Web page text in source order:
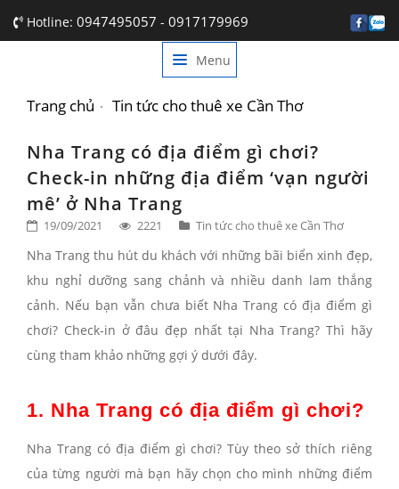
Hotline: 0947495057 - 0917179969
Menu
GIỚI THIỆU
DỊCH VỤ
BẢNG GIÁ
TIN TỨC
LIÊN HỆ
Trang chủ Tin tức cho thuê xe Cần Thơ
Nha Trang có địa điểm gì chơi?
Check-in những địa điểm ‘vạn người
mê’ ở Nha Trang
19/09/2021 2221 Tin tức cho thuê xe Cần Thơ
Nha Trang thu hút du khách với những bãi biển xinh đẹp,
khu nghỉ dưỡng sang chảnh và nhiều danh lam thắng
cảnh. Nếu bạn vẫn chưa biết Nha Trang có địa điểm gì
chơi? Check-in ở đâu đẹp nhất tại Nha Trang? Thì hãy
cùng tham khảo những gợi ý dưới đây.
1. Nha Trang có địa điểm gì chơi?
Nha Trang có địa điểm gì chơi? Tùy theo sở thích riêng
của từng người mà bạn hãy chọn cho mình những điểm